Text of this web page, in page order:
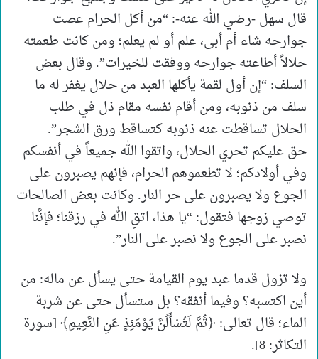
قال سهل -رضي الله عنه-: “من أكل الحرام عصت
جوارحه شاء أم أبى، علم أو لم يعلم؛ ومن كانت طعمته
حلالاً أطاعته جوارحه ووفقت للخيرات”. وقال بعض
السلف: “إن أول لقمة يأكلها العبد من حلال يغفر له ما
سلف من ذنوبه، ومن أقام نفسه مقام ذل في طلب
الحلال تساقطت عنه ذنوبه كتساقط ورق الشجر”.
حق عليكم تحري الحلال، واتقوا الله جميعاً في أنفسكم
وفي أولادكم؛ لا تطعموهم الحرام، فإنهم يصبرون على
الجوع ولا يصبرون على حر النار. وكانت بعض الصالحات
توصي زوجها فتقول: “يا هذا، اتقِ الله في رزقنا؛ فإنَّنا
نصبر على الجوع ولا نصبر على النار”.
ولا تزول قدما عبد يوم القيامة حتى يسأل عن ماله: من
أين اكتسبه؟ وفيما أنفقه؟ بل ستسأل حتى عن شربة
الماء؛ قال تعالى: ﴿ثُمَّ لَتُسْأَلُنَّ يَوْمَئِذٍ عَنِ النَّعِيمِ﴾ [سورة
التكاثر: 8].